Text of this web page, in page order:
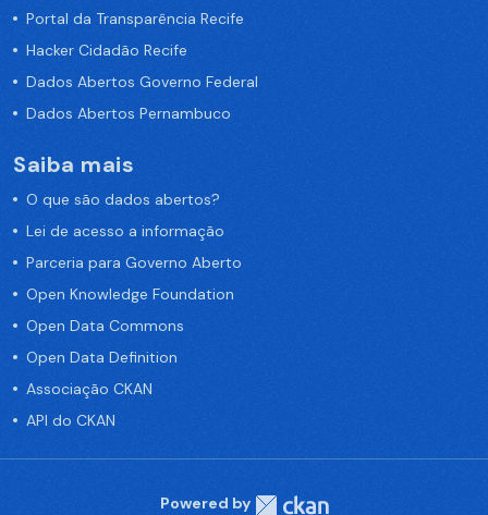
Portal da Transparência Recife
Hacker Cidadão Recife
Dados Abertos Governo Federal
Dados Abertos Pernambuco
Saiba mais
O que são dados abertos?
Lei de acesso a informação
Parceria para Governo Aberto
Open Knowledge Foundation
Open Data Commons
Open Data Definition
Associação CKAN
API do CKAN
Powered by